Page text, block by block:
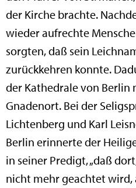
der Kirche brachte.
wieder aufrechte
sorgten, daß sein
zurückkehren konnte.
der Kathedrale von Berlin
Gnadenort. Bei der
Lichtenberg und Karl
Berlin erinnerte der
in seiner Predigt, „daß
nicht mehr geachtet wird,